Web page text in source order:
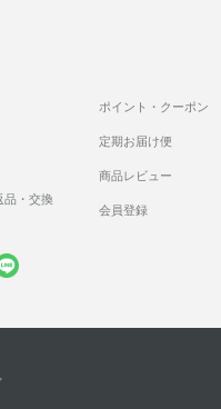
品・交換
ポイント・クーポン
定期お届け便
商品レビュー
会員登録